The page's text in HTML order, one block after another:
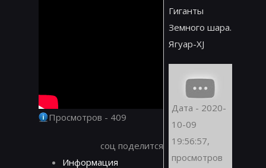
Просмотров - 409
соц поделится
Информация
Гиганты
Земного шара.
Ягуар-XJ
Дата - 2020-
10-09
19:56:57,
просмотров